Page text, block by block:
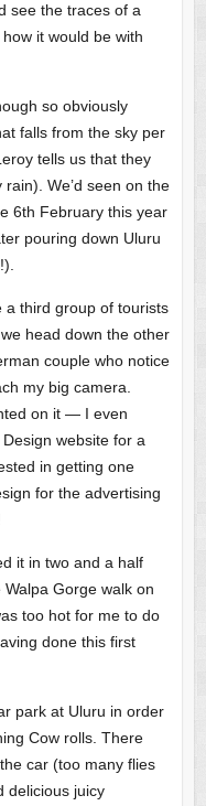
see the traces of a
it would be with
so obviously
falls from the sky per
tells us that they
We’d seen on the
6th February this year
pouring down Uluru
a third group of tourists
head down the other
couple who notice
my big camera.
on it — I even
website for a
in getting one
for the advertising
it in two and a half
Gorge walk on
too hot for me to do
done this first
park at Uluru in order
Cow rolls. There
car (too many flies
delicious juicy